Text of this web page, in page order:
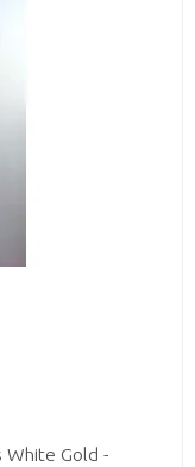
White Gold -